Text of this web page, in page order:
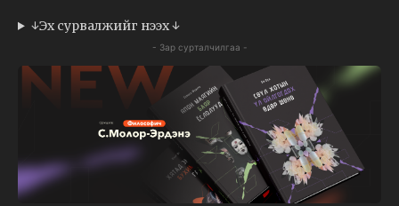
↓Эх сурвалжийг нээх ↓
- Зар сурталчилгаа -